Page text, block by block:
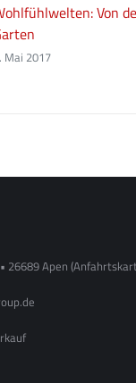
Von
Mai 2017
26689 Apen